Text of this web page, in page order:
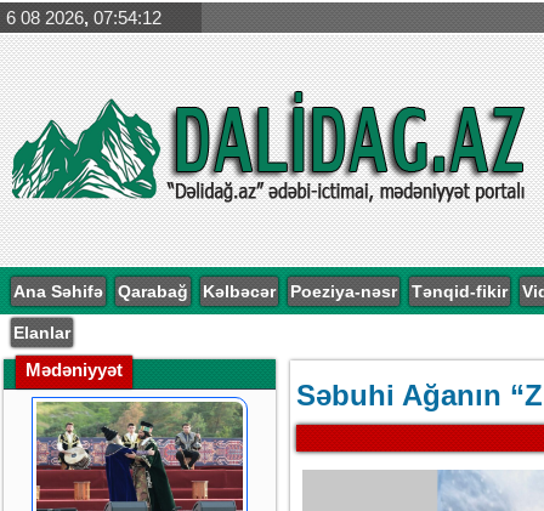
6 08 2026, 07:54:13
Ana Səhifə Qarabağ Kəlbəcər Poeziya-nəsr Tənqid-fikir
Elanlar
Mədəniyyət
Səbuhi Ağanın